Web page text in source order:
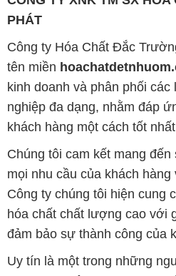
nghiệp đa dạng, nhằm đáp
khách hàng một cách tốt nhất.
Chúng tôi cam kết mang đến
mọi nhu cầu của khách hàng
Công ty chúng tôi hiện cung
hóa chất chất lượng cao với
đảm bảo sự thành công của
Uy tín là một trong những
trong hoạt động kinh doanh
luôn ý thức rằng những sản
cấp cần phải đáp ứng tiêu
hài lòng đối tác. Đồng thời,